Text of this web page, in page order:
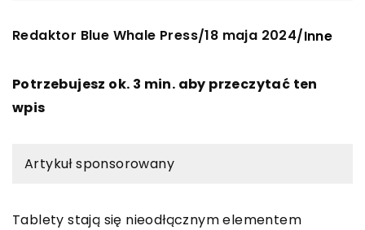
Redaktor Blue Whale Press/18 maja 2024/Inne
Potrzebujesz ok. 3 min. aby przeczytać ten
wpis
Artykuł sponsorowany
Tablety stają się nieodłącznym elementem